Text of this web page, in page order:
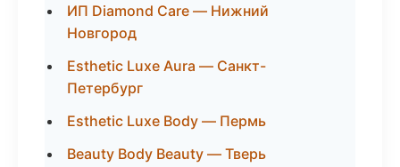
ИП Diamond Care — Нижний
Новгород
Esthetic Luxe Aura — Санкт-
Петербург
Esthetic Luxe Body — Пермь
Beauty Body Beauty — Тверь